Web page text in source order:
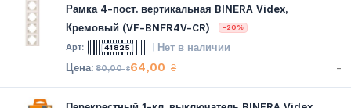
Рамка 4-пост. вертикальная BINERA Videx,
Кремовый (VF-BNFR4V-CR)
-20%
41825 Нет в наличии
80,00₴64,00 ₴ -